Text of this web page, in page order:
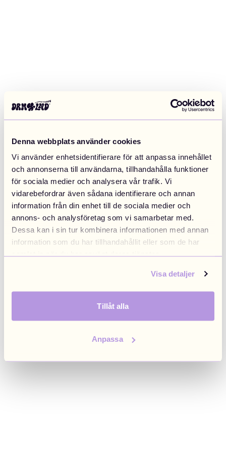
Denna webbplats använder cookies
Vi använder enhetsidentifierare för att anpassa innehållet
och annonserna till användarna, tillhandahålla funktioner
för sociala medier och analysera vår trafik. Vi
vidarebefordrar även sådana identifierare och annan
information från din enhet till de sociala medier och
annons- och analysföretag som vi samarbetar med.
Dessa kan i sin tur kombinera informationen med annan
information som du har tillhandahållit eller som de har
samlat in när du har använt deras tjänster.
Visa detaljer
Tillåt alla
Anpassa
Application error: a client-side exception has occurred (see the
browser console for more information).